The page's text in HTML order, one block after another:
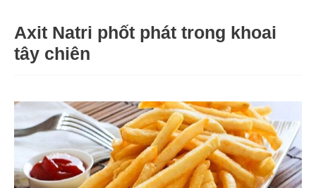
Axit Natri phốt phát trong khoai
tây chiên